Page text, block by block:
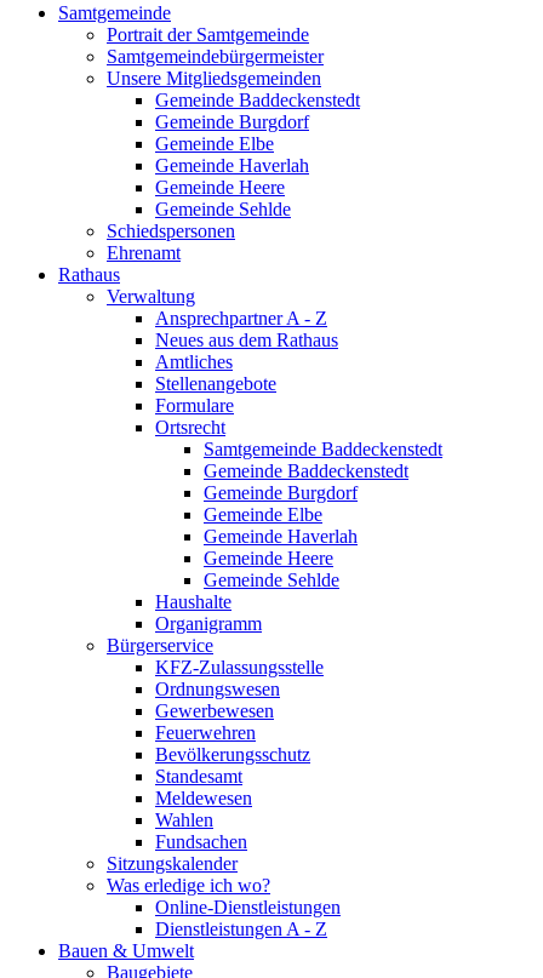
Samtgemeinde
Portrait der Samtgemeinde
Samtgemeindebürgermeister
Unsere Mitgliedsgemeinden
Gemeinde Baddeckenstedt
Gemeinde Burgdorf
Gemeinde Elbe
Gemeinde Haverlah
Gemeinde Heere
Gemeinde Sehlde
Schiedspersonen
Ehrenamt
Rathaus
Verwaltung
Ansprechpartner A - Z
Neues aus dem Rathaus
Amtliches
Stellenangebote
Formulare
Ortsrecht
Samtgemeinde Baddeckenstedt
Gemeinde Baddeckenstedt
Gemeinde Burgdorf
Gemeinde Elbe
Gemeinde Haverlah
Gemeinde Heere
Gemeinde Sehlde
Haushalte
Organigramm
Bürgerservice
KFZ-Zulassungsstelle
Ordnungswesen
Gewerbewesen
Feuerwehren
Bevölkerungsschutz
Standesamt
Meldewesen
Wahlen
Fundsachen
Sitzungskalender
Was erledige ich wo?
Online-Dienstleistungen
Dienstleistungen A - Z
Bauen & Umwelt
Baugebiete